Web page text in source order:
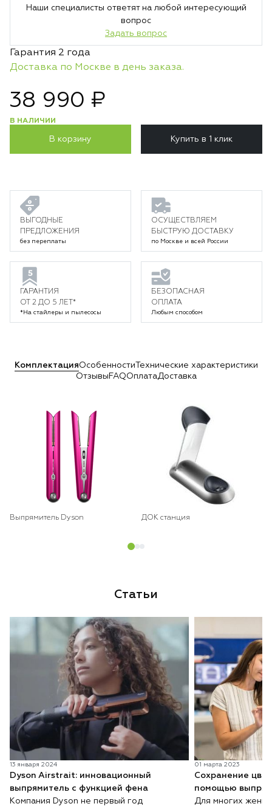
Наши специалисты ответят на любой интересующий
вопрос
Задать вопрос
Гарантия 2 года
Доставка по Москве в день заказа.
38 990 ₽
В НАЛИЧИИ
В корзину Купить в 1 клик
ВЫГОДНЫЕ
ПРЕДЛОЖЕНИЯ
без переплаты
ОСУЩЕСТВЛЯЕМ
БЫСТРУЮ ДОСТАВКУ
по Москве и всей России
ГАРАНТИЯ
ОТ 2 ДО 5 ЛЕТ*
*На стайлеры и пылесосы
БЕЗОПАСНАЯ
ОПЛАТА
Любым способом
КомплектацияОсобенности Технические характеристики
Отзывы FAQОплатаДоставка
Выпрямитель Dyson ДОК станция
Статьи
13 января 2024
Dyson Airstrait: инновационный
выпрямитель с функцией фена
Компания Dyson не первый год
01 марта 2023
Сохранение
помощью
Для многих